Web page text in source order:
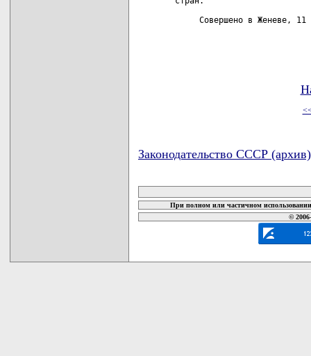
Законодательство СССР (архив)
При полном или частичном
©